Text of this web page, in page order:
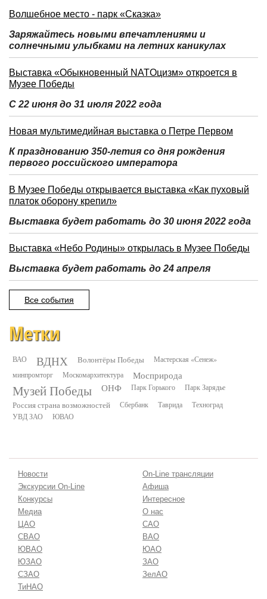
Волшебное место - парк «Сказка»
Заряжайтесь новыми впечатлениями и
солнечными улыбками на летних каникулах
Выставка «Обыкновенный NATOцизм» откроется в
Музее Победы
С 22 июня до 31 июля 2022 года
Новая мультимедийная выставка о Петре Первом
К празднованию 350-летия со дня рождения
первого российского императора
В Музее Победы открывается выставка «Как пуховый
платок оборону крепил»
Выставка будет работать до 30 июня 2022 года
Выставка «Небо Родины» открылась в Музее Победы
Выставка будет работать до 24 апреля
Все события
Метки
ВАО ВДНХ Волонтёры Победы
Мастерская «Сенеж»
минпромторг
Москомархитектура Мосприрода
Музей Победы ОНФ Парк Горького Парк Зарядье
Россия страна возможностей Сбербанк Таврида
Техноград
УВД ЗАО
ЮВАО
Новости
On-Line трансляции
Экскурсии On-Line
Афиша
Конкурсы
Интересное
Медиа
О нас
ЦАО
САО
СВАО
ВАО
ЮВАО
ЮАО
ЮЗАО
ЗАО
СЗАО
ЗелАО
ТиНАО